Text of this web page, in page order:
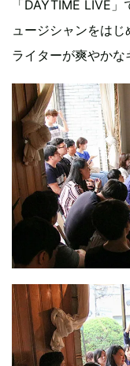
「DAYTIME LIVE
ュージシャンをは
ライターが爽やかな